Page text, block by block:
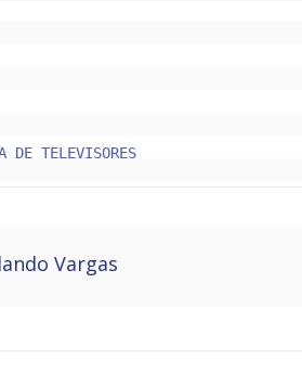
DE TELEVISORES
Vargas